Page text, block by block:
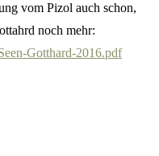
vom Pizol auch schon,
noch mehr:
Gotthard-2016.pdf